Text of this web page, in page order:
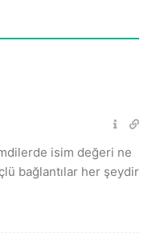
isim değeri ne
bağlantılar her şeydir